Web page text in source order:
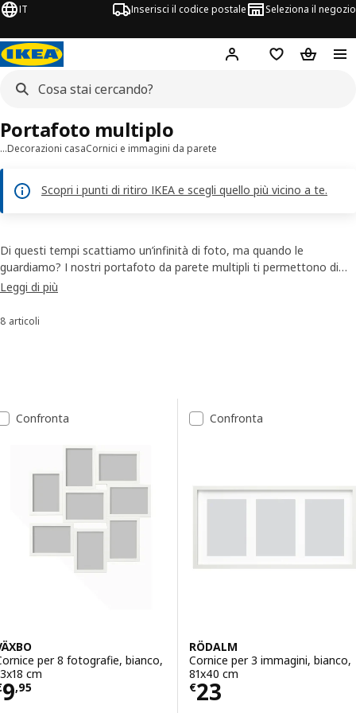
IT Inserisci il codice postale Seleziona il negozio
Hej! AccediLista deiCarrello
…Decorazioni casaCornici e immagini da parete
Scopri i punti di ritiro IKEA e scegli quello più vicino a te.
Portafoto multiplo
Di questi tempi scattiamo un’infinità di foto, ma quando le
guardiamo? I nostri portafoto da parete multipli ti permettono di
esporre i ricordi a cui tieni, ma anche disegni e immagini artistiche.
cornici da parete, disponibili in misure, colori e stili diversi. Cosa
Leggi di più
Ordina e filtra
8 articoli
Elenco dei risultati
Confronta
per 8 fotografie, bianco,
cm
9,95 € 9,95
Confronta
RÖDALM
Cornice per 3 immagini, bianco,
81x40 cm
€23
Prezzo € 23